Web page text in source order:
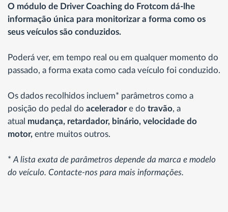
O módulo de Driver Coaching do Frotcom dá-lhe
informação única para monitorizar a forma como os
seus veículos são conduzidos.
Poderá ver, em tempo real ou em qualquer momento do
passado, a forma exata como cada veículo foi conduzido.
Os dados recolhidos incluem* parâmetros como a
posição do pedal do aceleradore do travão, a
atual mudança, retardador, binário, velocidade do
motor, entre muitos outros.
* A lista exata de parâmetros depende da marca e modelo
do veículo. Contacte-nos para mais informações.